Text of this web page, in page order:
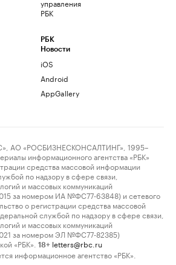
управления
РБК
РБК
Новости
iOS
Android
AppGallery
АО «РОСБИЗНЕСКОНСАЛТИНГ», 1995–
информационного агентства «РБК»
средства массовой информации
по надзору в сфере связи,
и массовых коммуникаций
за номером ИА №ФС77-63848) и сетевого
о регистрации средства массовой
службой по надзору в сфере связи,
и массовых коммуникаций
за номером ЭЛ №ФС77-82385)
«РБК».
18+ letters@rbc.ru
информационное агентство «РБК».